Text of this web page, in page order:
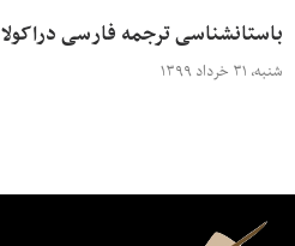
باستانشناسی ترجمه فارسی دراکولا
شنبه، ۳۱ خرداد ۱۳۹۹